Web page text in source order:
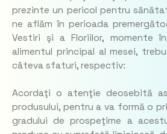
prezinte un pericol pentru
ne aflăm în perioada
Vestiri şi a Floriilor, momente
alimentul principal al mesei,
câteva sfaturi, respectiv:
Acordaţi o atenţie deosebită
produsului, pentru a va formă o
gradului de prospeţime a